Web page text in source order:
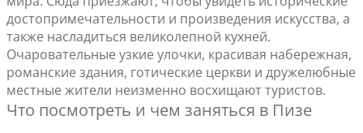
достопримечательности и произведения искусства, а
также насладиться великолепной кухней.
Очаровательные узкие улочки, красивая набережная,
романские здания, готические церкви и дружелюбные
местные жители неизменно восхищают туристов.
Что посмотреть и чем заняться в Пизе